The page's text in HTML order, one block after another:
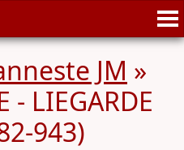
JM »
- LIEGARDE
943)